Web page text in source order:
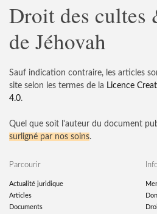
Droit des cultes
de Jéhovah
Sauf indication contraire, les articles
site selon les termes de la Licence
4.0.
Quel que soit l'auteur du document
surligné par nos soins.
Parcourir
Actualité juridique
Articles
Documents